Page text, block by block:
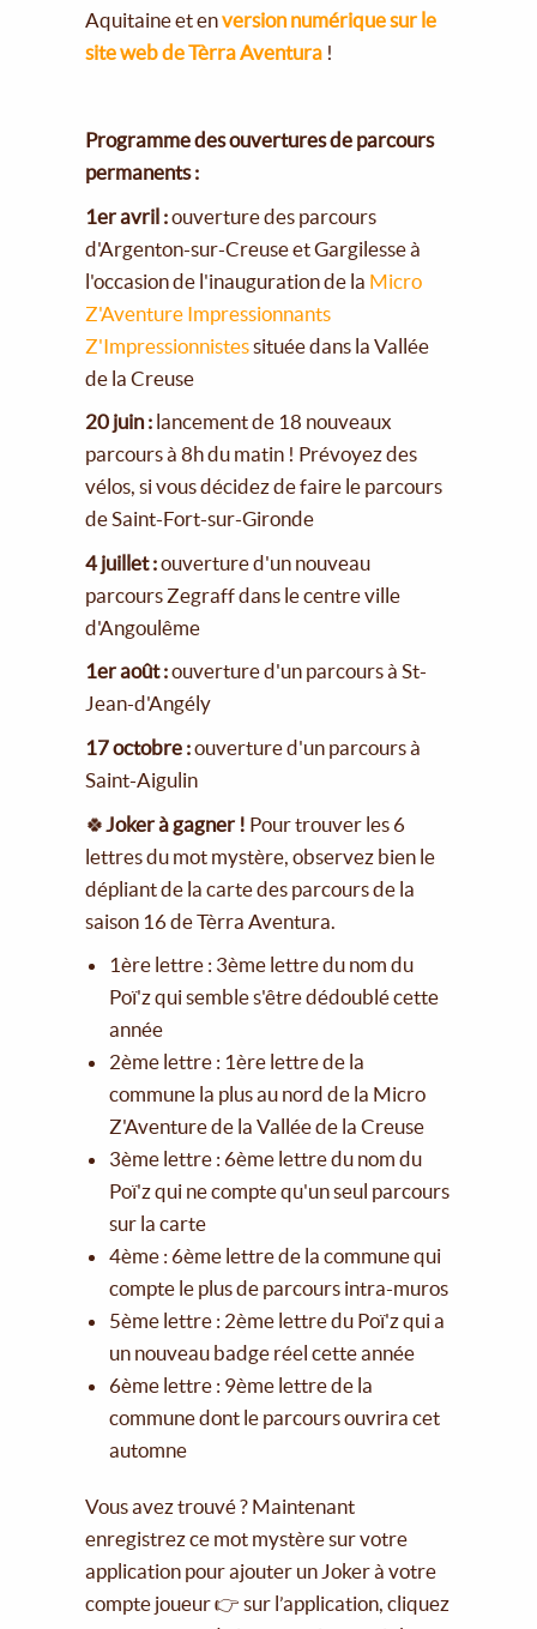
Aquitaine et enversion numérique sur le
site web de Tèrra Aventura !
Programme des ouvertures de parcours
permanents :
1er avril :ouverture des parcours
d'Argenton-sur-Creuse et Gargilesse à
l'occasion de l'inauguration de la Micro
Z'Aventure Impressionnants
Z'Impressionnistessituée dans la Vallée
de la Creuse
20 juin : lancement de 18 nouveaux
parcours à 8h du matin ! Prévoyez des
vélos, si vous décidez de faire le parcours
de Saint-Fort-sur-Gironde
4 juillet :ouverture d'un nouveau
parcours Zegraff dans le centre ville
d'Angoulême
1er août :ouverture d'un parcours à St-
Jean-d'Angély
17 octobre :ouverture d'un parcours à
Saint-Aigulin
🍀 Joker à gagner ! Pour trouver les 6
lettres du mot mystère, observez bien le
dépliant de la carte des parcours de la
saison 16 de Tèrra Aventura.
1ère lettre : 3ème lettre du nom du
Poï'z qui semble s'être dédoublé cette
année
2ème lettre : 1ère lettre de la
commune la plus au nord de la Micro
Z'Aventure de la Vallée de la Creuse
3ème lettre : 6ème lettre du nom du
Poï'z qui ne compte qu'un seul parcours
sur la carte
4ème : 6ème lettre de la commune qui
compte le plus de parcours intra-muros
5ème lettre : 2ème lettre du Poï'z qui a
un nouveau badge réel cette année
6ème lettre : 9ème lettre de la
commune dont le parcours ouvrira cet
automne
Vous avez trouvé ? Maintenant
enregistrez ce mot mystère sur votre
application pour ajouter un Joker à votre
compte joueur 👉 sur l’application, cliquez